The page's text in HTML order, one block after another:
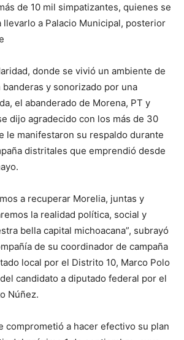
de 10 mil simpatizantes, quienes se
a Palacio Municipal, posterior
donde se vivió un ambiente de
y sonorizado por una
el abanderado de Morena, PT y
dijo agradecido con los más de 30
le manifestaron su respaldo durante
distritales que emprendió desde
a recuperar Morelia, juntas y
la realidad política, social y
bella capital michoacana”, subrayó
de su coordinador de campaña
local por el Distrito 10, Marco Polo
candidato a diputado federal por el
Núñez.
comprometió a hacer efectivo su plan